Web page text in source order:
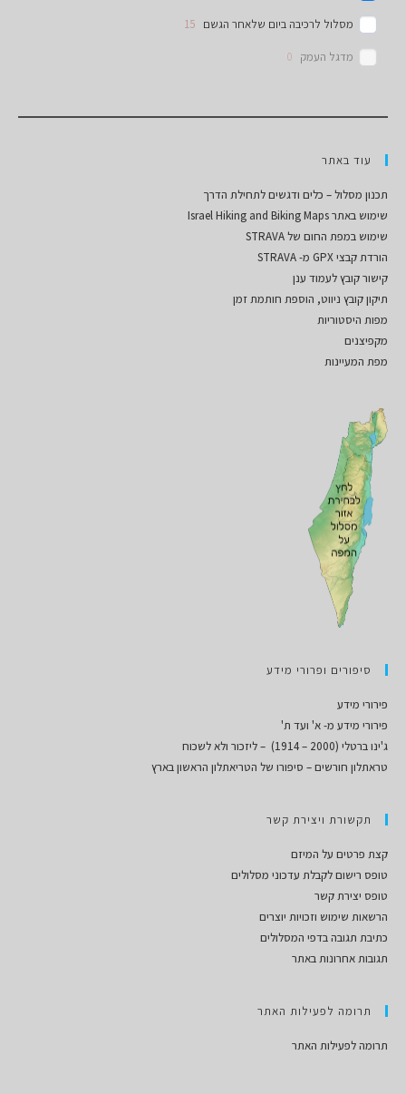
מסלול לרכיבה ביום שלאחר הגשם 15
מדגל העמק 0
עוד באתר
תכנון מסלול – כלים ודגשים לתחילת הדרך
שימוש באתר Israel Hiking and Biking Maps
שימוש במפת החום של STRAVA
הורדת קבצי GPX מ- STRAVA
קישור קובץ לעמוד ענן
תיקון קובץ ניווט, הוספת חותמת זמן
מפות היסטוריות
מקפיצנים
מפת המעיינות
סיפורים ופרורי מידע
פירורי מידע
פירורי מידע מ- א' ועד ת'
ג'ינו ברטלי (2000 – 1914) – ליזכור ולא לשכוח
טראתלון חורשים – סיפורו של הטריאתלון הראשון בארץ
תקשורת ויצירת קשר
קצת פרטים על המיזם
טופס רישום לקבלת עדכוני מסלולים
טופס יצירת קשר
הרשאות שימוש וזכויות יוצרים
כתיבת תגובה בדפי המסלולים
תגובות אחרונות באתר
תרומה לפעילות האתר
תרומה לפעילות האתר